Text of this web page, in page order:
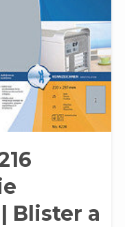
Blister a